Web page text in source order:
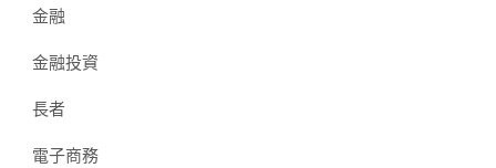
金融
金融投資
長者
電子商務